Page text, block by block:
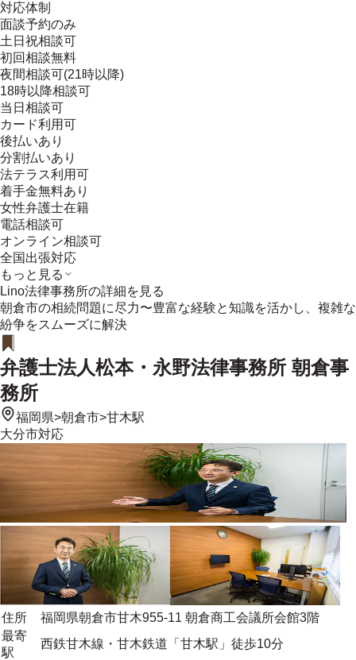
対応体制
面談予約のみ
土日祝相談可
初回相談無料
夜間相談可(21時以降)
18時以降相談可
当日相談可
カード利用可
後払いあり
分割払いあり
法テラス利用可
着手金無料あり
女性弁護士在籍
電話相談可
オンライン相談可
全国出張対応
もっと見る
Lino法律事務所の詳細を見る
朝倉市の相続問題に尽力〜豊富な経験と知識を活かし、複雑な
紛争をスムーズに解決
弁護士法人松本・永野法律事務所 朝倉事
務所
福岡県>朝倉市>甘木駅
大分市対応
住所
福岡県朝倉市甘木955-11 朝倉商工会議所会館3階
最寄
駅
西鉄甘木線・甘木鉄道「甘木駅」徒歩10分